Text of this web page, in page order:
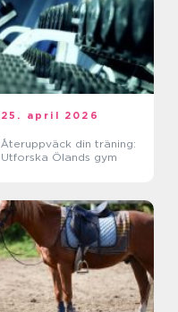
25. april 2026
Återuppväck din träning:
Utforska Ölands gym